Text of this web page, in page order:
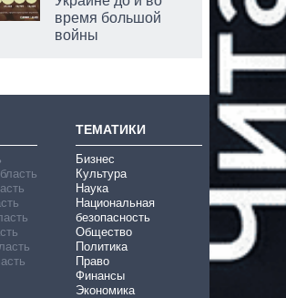
время большой
войны
ТЕМАТИКИ
Бизнес
Культура
Наука
Национальная
безопасность
Общество
Политика
Право
Финансы
Экономика